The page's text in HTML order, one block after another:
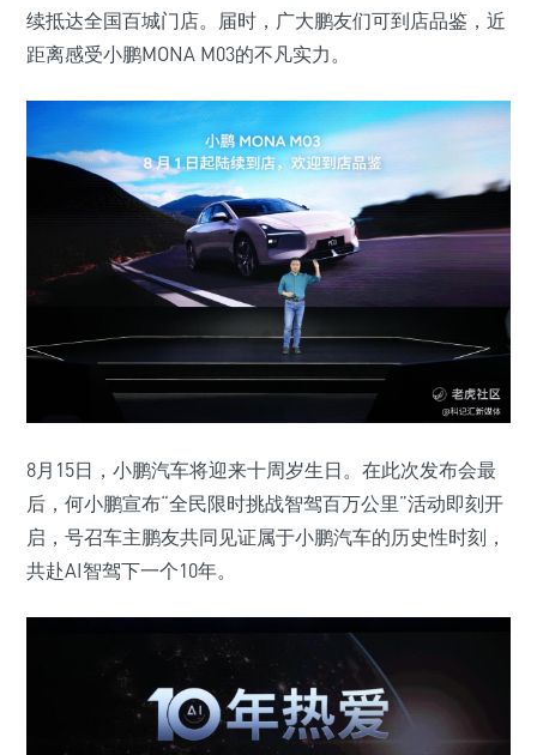
续抵达全国百城门店。届时，广大鹏友们可到店品鉴，近
距离感受小鹏MONA M03的不凡实力。
8月15日，小鹏汽车将迎来十周岁生日。在此次发布会最
后，何小鹏宣布“全民限时挑战智驾百万公里”活动即刻开
启，号召车主鹏友共同见证属于小鹏汽车的历史性时刻，
共赴AI智驾下一个10年。